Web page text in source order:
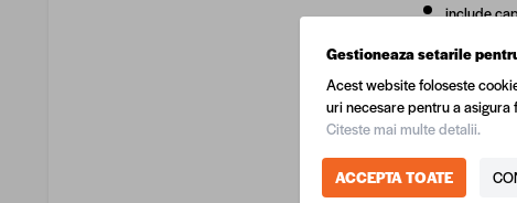
include
material:
culoare:
Gestioneaza setarile
Acest website foloseste
uri necesare pentru a
Citeste mai multe detalii.
ACCEPTA TOATE